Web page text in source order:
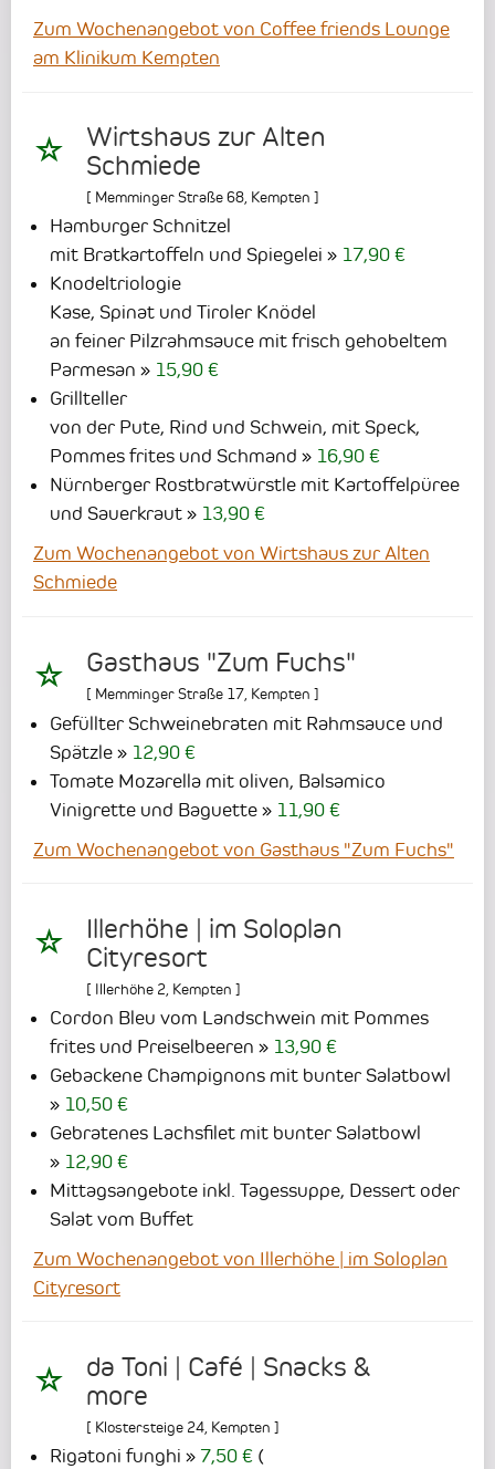
Zum Wochenangebot von Coffee friends Lounge
am Klinikum Kempten
Wirtshaus zur Alten
Schmiede
[ Memminger Straße 68, Kempten ]
Hamburger Schnitzel
mit Bratkartoffeln und Spiegelei
17,90 €
Knodeltriologie
Kase, Spinat und Tiroler Knödel
an feiner Pilzrahmsauce mit frisch gehobeltem
Parmesan
15,90 €
Grillteller
von der Pute, Rind und Schwein, mit Speck,
Pommes frites und Schmand
16,90 €
Nürnberger Rostbratwürstle mit Kartoffelpüree
und Sauerkraut
13,90 €
Zum Wochenangebot von Wirtshaus zur Alten
Schmiede
Gasthaus "Zum Fuchs"
[ Memminger Straße 17 Kempten ]
Gefüllter Schweinebraten mit Rahmsauce und
Spätzle
12,90 €
Tomate Mozarella mit oliven, Balsamico
Vinigrette und Baguette
11,90 €
Zum Wochenangebot von Gasthaus "Zum Fuchs"
Illerhöhe | im Soloplan
Cityresort
[ Illerhöhe 2 Kempten ]
Cordon Bleu vom Landschwein mit Pommes
frites und Preiselbeeren
13,90 €
Gebackene Champignons mit bunter Salatbowl
10,50 €
Gebratenes Lachsfilet mit bunter Salatbowl
12,90 €
Mittagsangebote inkl. Tagessuppe, Dessert oder
Salat vom Buffet
Zum Wochenangebot von Illerhöhe | im Soloplan
Cityresort
da Toni | Café | Snacks &
more
[ Klostersteige 24 Kempten ]
Rigatoni funghi 7,50 € (